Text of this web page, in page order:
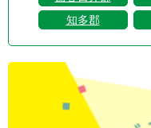
知多郡